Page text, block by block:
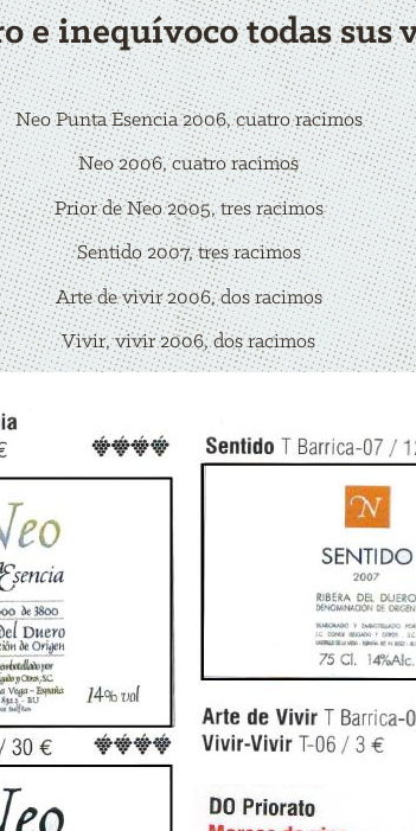
e inequívoco todas sus
Neo Punta Esencia 2006, cuatro racimos
Neo 2006, cuatro racimos
Prior de Neo 2005, tres racimos
Sentido 2007, tres racimos
Arte de vivir 2006, dos racimos
Vivir, vivir 2006, dos racimos